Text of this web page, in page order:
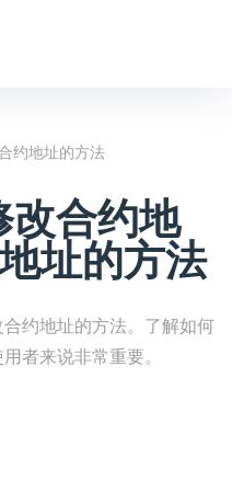
约地址的方法
改合约地
址的方法
约地址的方法。了解如何
者来说非常重要。